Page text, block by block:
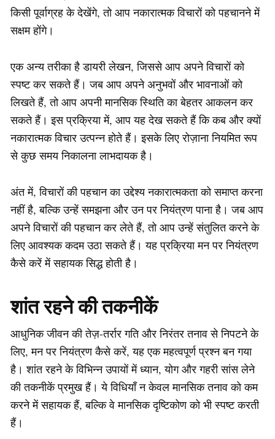
किसी पूर्वाग्रह के देखेंगे, तो आप नकारात्मक विचारों को पहचानने में
सक्षम होंगे।
एक अन्य तरीका है डायरी लेखन, जिससे आप अपने विचारों को
स्पष्ट कर सकते हैं। जब आप अपने अनुभवों और भावनाओं को
लिखते हैं, तो आप अपनी मानसिक स्थिति का बेहतर आकलन कर
सकते हैं। इस प्रक्रिया में, आप यह देख सकते हैं कि कब और क्यों
नकारात्मक विचार उत्पन्न होते हैं। इसके लिए रोज़ाना नियमित रूप
से कुछ समय निकालना लाभदायक है।
अंत में, विचारों की पहचान का उद्देश्य नकारात्मकता को समाप्त करना
नहीं है, बल्कि उन्हें समझना और उन पर नियंत्रण पाना है। जब आप
अपने विचारों की पहचान कर लेते हैं, तो आप उन्हें संतुलित करने के
लिए आवश्यक कदम उठा सकते हैं। यह प्रक्रिया मन पर नियंत्रण
कैसे करें में सहायक सिद्ध होती है।
शांत रहने की तकनीकें
आधुनिक जीवन की तेज़-तर्रार गति और निरंतर तनाव से निपटने के
लिए, मन पर नियंत्रण कैसे करें, यह एक महत्वपूर्ण प्रश्न बन गया
है। शांत रहने के विभिन्न उपायों में ध्यान, योग और गहरी सांस लेने
की तकनीकें प्रमुख हैं। ये विधियाँ न केवल मानसिक तनाव को कम
करने में सहायक हैं, बल्कि वे मानसिक दृष्टिकोण को भी स्पष्ट करती
हैं।